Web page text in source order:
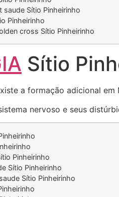
Sítio Pinheirinho
Pinheirinho
cross Sítio Pinheirinho
Sítio
a formação adicional em
nervoso e seus
Pinheirinho
Sítio Pinheirinho
Sítio Pinheirinho